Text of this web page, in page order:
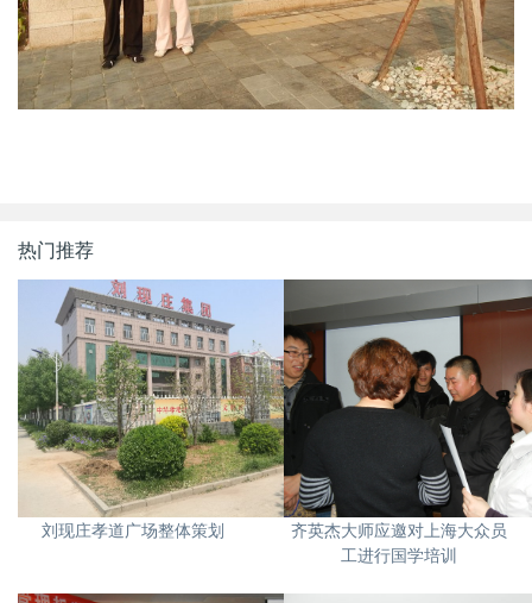
热门推荐
刘现庄孝道广场整体策划
齐英杰大师应邀对上海大众员
工进行国学培训